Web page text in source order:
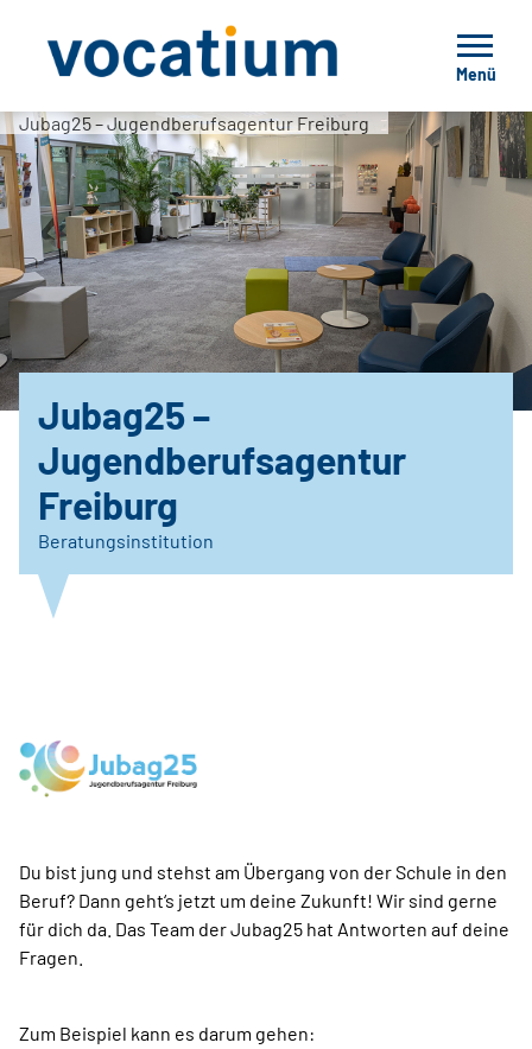
Menü
Jubag25 – Jugendberufsagentur Freiburg
Jubag25 –
Jugendberufsagentur
Freiburg
Beratungsinstitution
Du bist jung und stehst am Übergang von der Schule in den
Beruf? Dann geht‘s jetzt um deine Zukunft! Wir sind gerne
für dich da. Das Team der Jubag25 hat Antworten auf deine
Fragen.
Zum Beispiel kann es darum gehen: